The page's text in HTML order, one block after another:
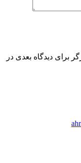
برای دیدگاه بعدی در